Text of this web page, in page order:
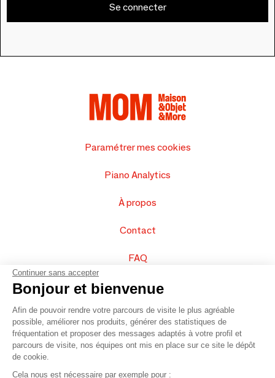
Se connecter
Paramétrer mes cookies
Piano Analytics
À propos
Contact
FAQ
Vendez vos produits
Plan du site
© 2016 –Organisation SAFI
Continuer sans accepter
Bonjour et bienvenue
Afin de pouvoir rendre votre parcours de visite le plus agréable
possible, améliorer nos produits, générer des statistiques de
fréquentation et proposer des messages adaptés à votre profil et
parcours de visite, nos équipes ont mis en place sur ce site le dépôt
de cookie.
Cela nous est nécessaire par exemple pour :